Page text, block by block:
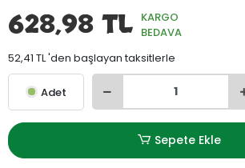
628,98 TL KARGO
BEDAVA
52,41 TL 'den başlayan taksitlerle
Adet
Sepete Ekle